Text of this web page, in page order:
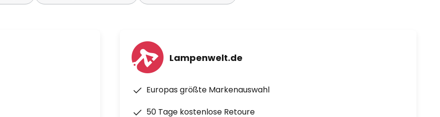
Lampenwelt.de
Europas größte Markenauswahl
50 Tage kostenlose Retoure